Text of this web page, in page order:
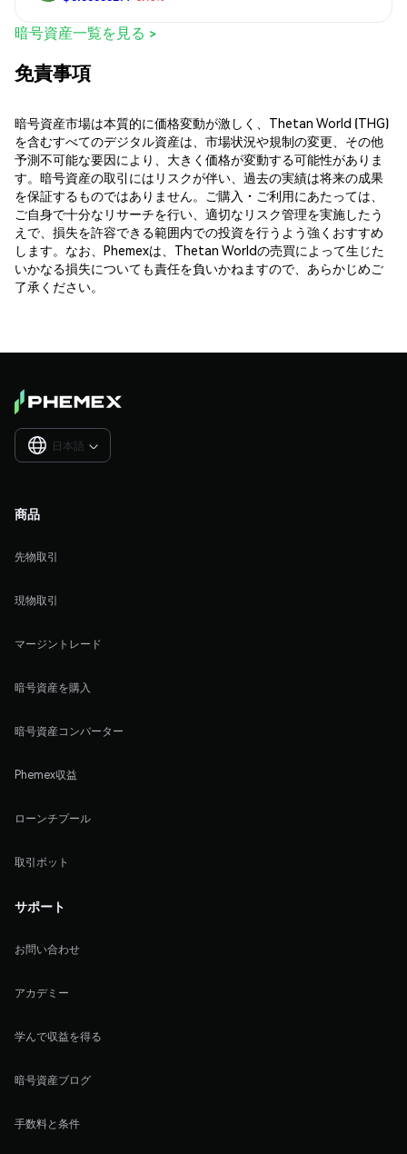
暗号資産一覧を見る >
免責事項
暗号資産市場は本質的に価格変動が激しく、Thetan World (THG)
を含むすべてのデジタル資産は、市場状況や規制の変更、その他
予測不可能な要因により、大きく価格が変動する可能性がありま
す。暗号資産の取引にはリスクが伴い、過去の実績は将来の成果
を保証するものではありません。ご購入・ご利用にあたっては、
ご自身で十分なリサーチを行い、適切なリスク管理を実施したう
えで、損失を許容できる範囲内での投資を行うよう強くおすすめ
します。なお、Phemexは、Thetan Worldの売買によって生じた
いかなる損失についても責任を負いかねますので、あらかじめご
了承ください。
日本語 
商品
先物取引
現物取引
マージントレード
暗号資産を購入
暗号資産コンバーター
Phemex収益
ローンチプール
取引ボット
サポート
お問い合わせ
アカデミー
学んで収益を得る
暗号資産ブログ
手数料と条件